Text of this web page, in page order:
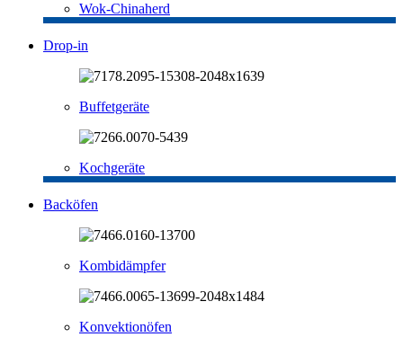
Wok-Chinaherd
Drop-in
Buffetgeräte
Kochgeräte
Backöfen
Kombidämpfer
Konvektionöfen